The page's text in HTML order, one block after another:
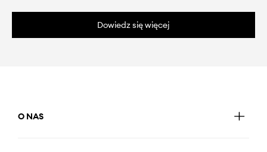
Dowiedz się więcej
O NAS